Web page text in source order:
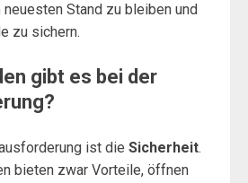
Stand zu bleiben und
zu sichern.
gibt es bei der
ist die Sicherheit.
bieten zwar Vorteile, öffnen